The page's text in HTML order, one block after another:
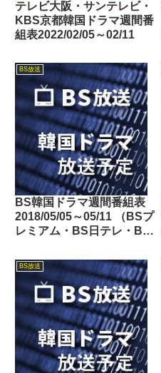
テレビ大阪・サンテレビ・
KBS京都韓国ドラマ週間番
組表2022/02/05～02/11
BS放送
BS韓国ドラマ週間番組表
2018/05/05～05/11 （BSプ
レミアム・BS日テレ・BS
パン・BSフジ）
BS放送